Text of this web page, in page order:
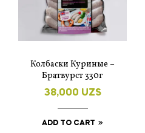
Колбаски Куриные –
Братвурст 330г
38,000 UZS
ADD TO CART